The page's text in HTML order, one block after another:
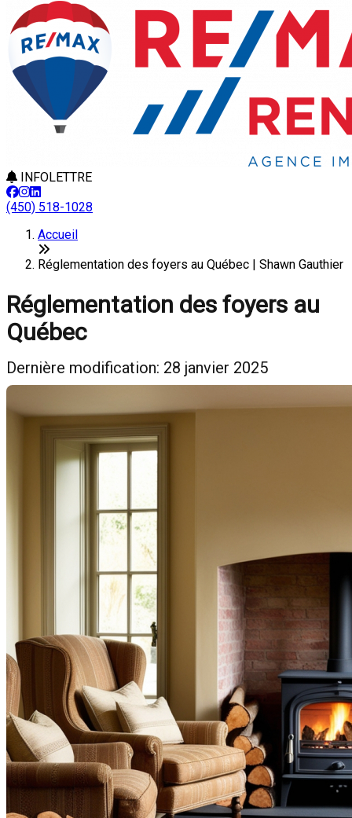
INFOLETTRE
(450) 518-1028
Accueil
Réglementation des foyers au Québec | Shawn Gauthier
Réglementation des foyers au
Québec
Dernière modification: 28 janvier 2025